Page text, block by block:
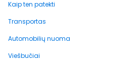
Kaip ten patekti
Transportas
Automobilių nuoma
Viešbučiai